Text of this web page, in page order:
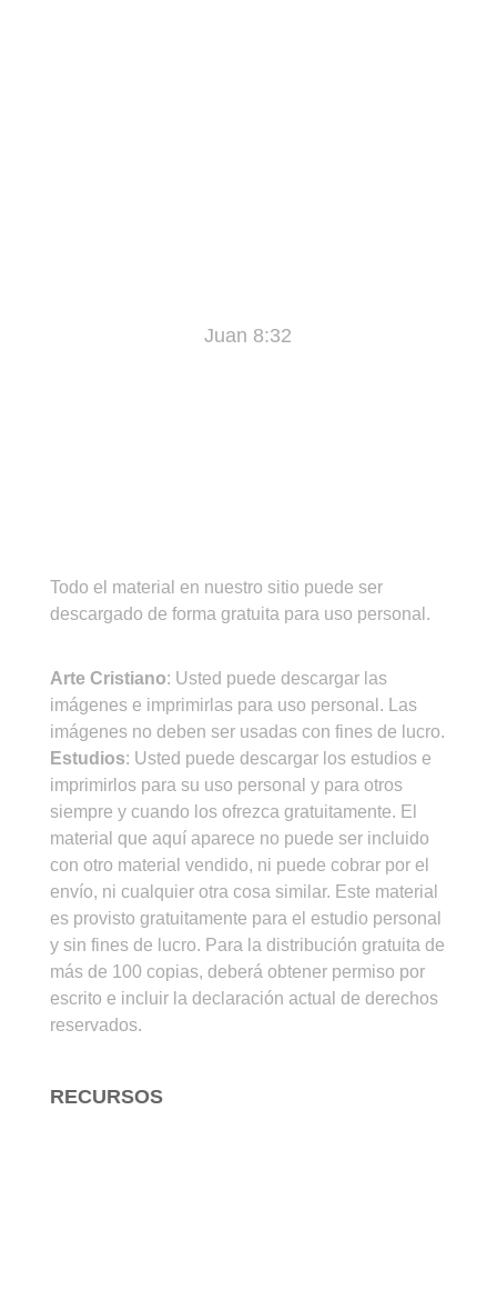
Juan 8:32
Todo el material en nuestro sitio puede ser
descargado de forma gratuita para uso personal.
Arte Cristiano: Usted puede descargar las
imágenes e imprimirlas para uso personal. Las
imágenes no deben ser usadas con fines de lucro.
Estudios: Usted puede descargar los estudios e
imprimirlos para su uso personal y para otros
siempre y cuando los ofrezca gratuitamente. El
material que aquí aparece no puede ser incluido
con otro material vendido, ni puede cobrar por el
envío, ni cualquier otra cosa similar. Este material
es provisto gratuitamente para el estudio personal
y sin fines de lucro. Para la distribución gratuita de
más de 100 copias, deberá obtener permiso por
escrito e incluir la declaración actual de derechos
reservados.
RECURSOS